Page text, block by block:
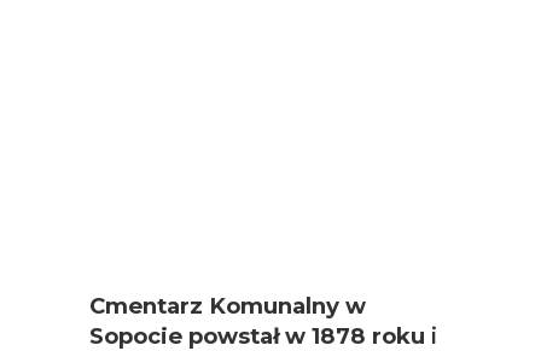
Cmentarz Komunalny w
Sopocie powstał w 1878 roku i